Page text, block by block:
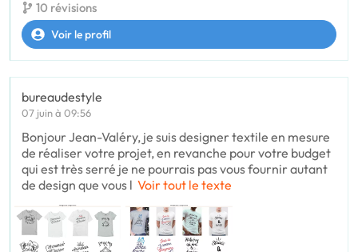
10 révisions
Voir le profil
bureaudestyle
07 juin à 09:56
Bonjour Jean-Valéry, je suis designer textile en mesure
de réaliser votre projet, en revanche pour votre budget
qui est très serré je ne pourrais pas vous fournir autant
de design que vous l Voir tout le texte